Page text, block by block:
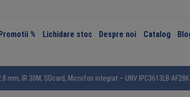
% Lichidare stoc Despre noi Catalog
mm, IR 30M, SDcard, Microfon integrat – UNV IPC3613LB-